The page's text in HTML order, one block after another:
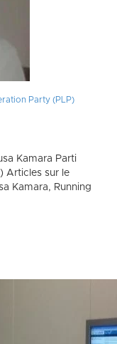
Party (PLP)
Kamara Parti
Articles sur le
Kamara, Running